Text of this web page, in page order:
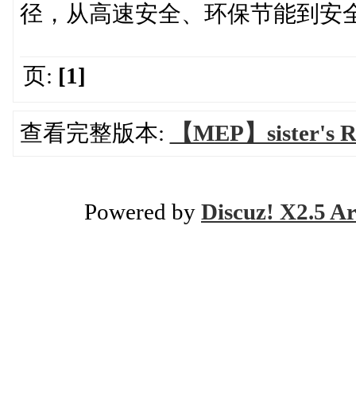
径，从高速安全、环保节能到安
页: [1]
查看完整版本: 【MEP】sister's
Powered by Discuz! X2.5